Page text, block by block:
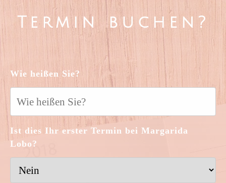
Termin buchen?
Wie heißen Sie?
Ist dies Ihr erster Termin bei Margarida
Lobo?